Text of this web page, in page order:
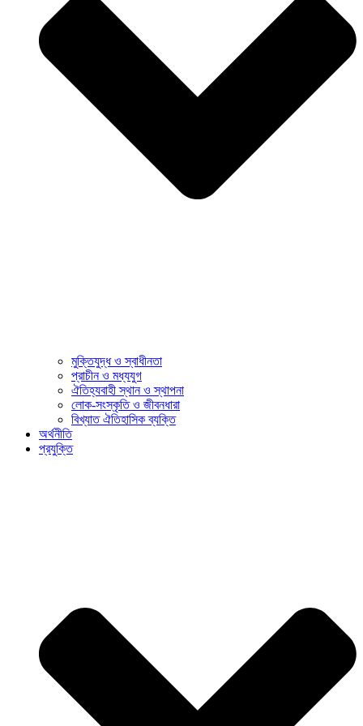
মুক্তিযুদ্ধ ও স্বাধীনতা
প্রাচীন ও মধ্যযুগ
ঐতিহ্যবাহী স্থান ও স্থাপনা
লোক-সংস্কৃতি ও জীবনধারা
বিখ্যাত ঐতিহাসিক ব্যক্তি
অর্থনীতি
প্রযুক্তি